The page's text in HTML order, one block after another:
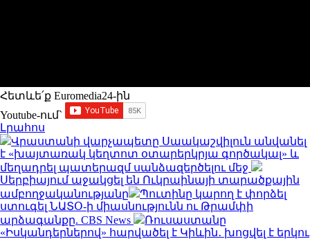
Հետևե՛ք Euromedia24-ին
Youtube-ում`
Լրահոս
Վրաստանի վարչապետը Սաակաշվիլուն անվանել
է «խայտառակ կեղտոտ օտարերկրյա գործակալ» և
մեղադրել պատերազմ սանձազերծելու մեջ
Սերբիայում աջակցել են Ուկրաինայի տարածքային
ամբողջականությանը
Պուտինը կարող է փորձել
ստուգել ՆԱՏՕ-ի միասնությունն ու Թրամփի
արձագանքը. CBS News
Ռուսաստանը
«Իսկանդերներով» հարվածել է Կիևին․ խոցվել է երկու